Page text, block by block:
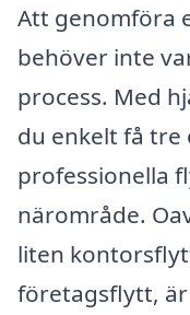
Att genomföra
behöver inte
process. Med
du enkelt få
professionella
närområde.
liten
företagsflytt,